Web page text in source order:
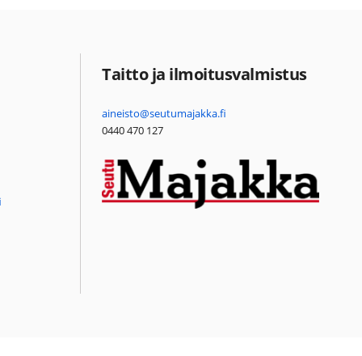
Taitto ja ilmoitusvalmistus
aineisto@seutumajakka.fi
0440 470 127